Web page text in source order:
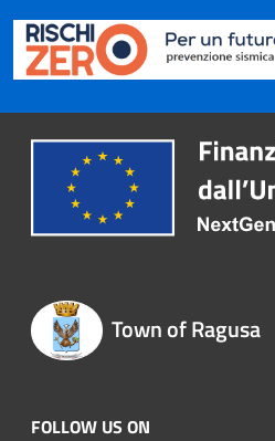
Town of Ragusa
FOLLOW US ON